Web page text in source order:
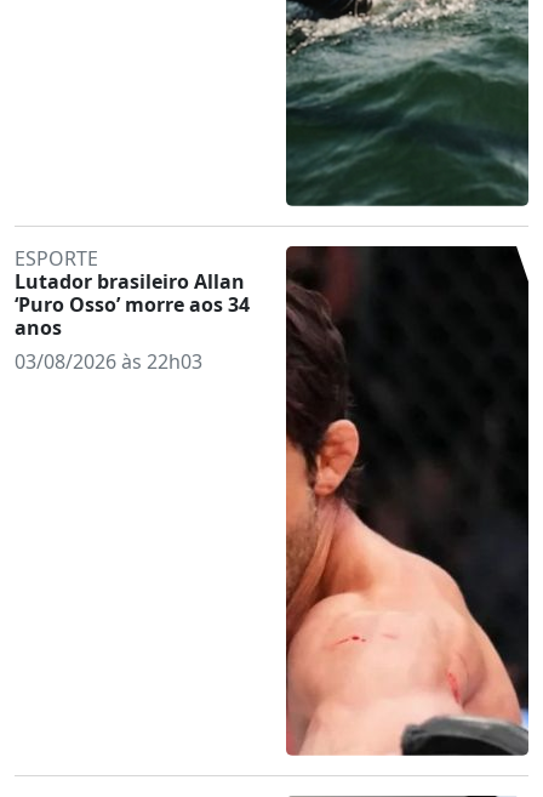
ESPORTE
Lutador brasileiro Allan
‘Puro Osso’ morre aos 34
anos
03/08/2026 às 22h03